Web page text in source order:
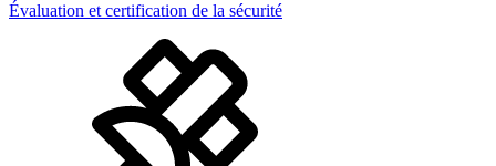
Évaluation et certification de la sécurité